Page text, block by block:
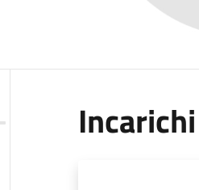
Incarichi